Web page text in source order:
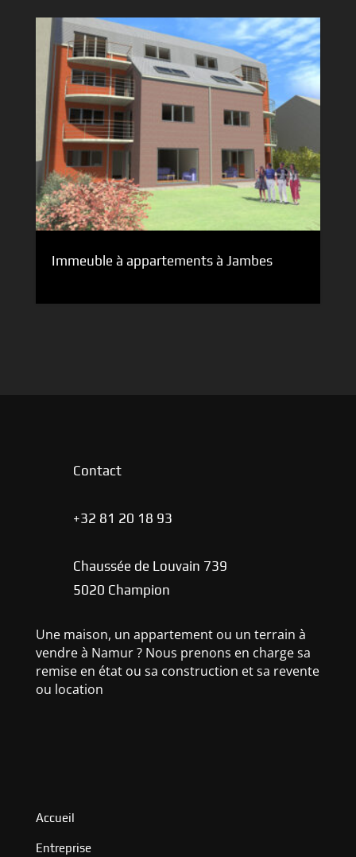
Immeuble à appartements à Jambes
Contact
+32 81 20 18 93
Chaussée de Louvain 739
5020 Champion
Une maison, un appartement ou un terrain à
vendre à Namur ? Nous prenons en charge sa
remise en état ou sa construction et sa revente
ou location
Accueil
Entreprise